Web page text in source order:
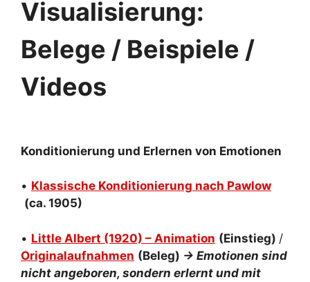
Visualisierung:
Belege / Beispiele /
Videos
Konditionierung und Erlernen von Emotionen
• Klassische Konditionierung nach Pawlow
(ca. 1905)
• Little Albert (1920) – Animation (Einstieg) /
Originalaufnahmen (Beleg) → Emotionen sind
nicht angeboren, sondern erlernt und mit